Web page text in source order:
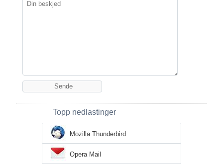
Topp nedlastinger
Mozilla Thunderbird
Opera Mail